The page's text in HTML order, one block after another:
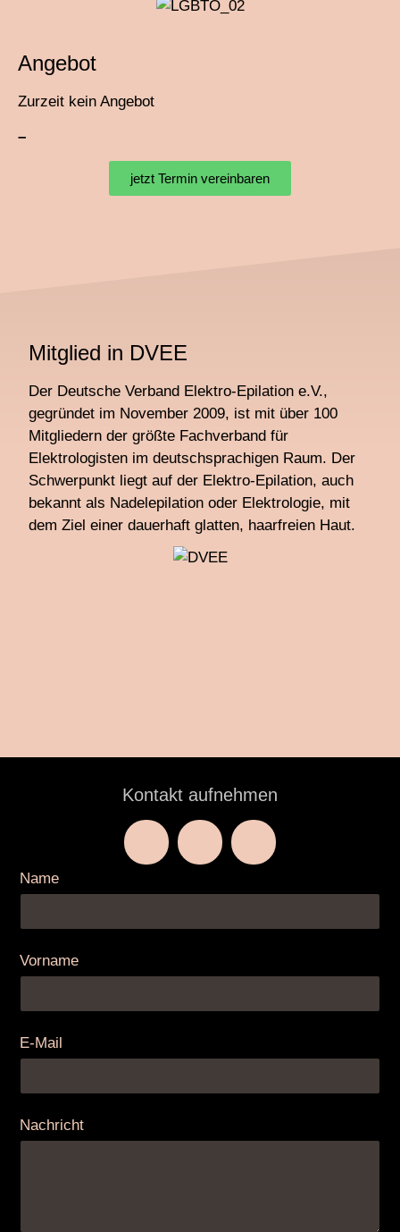
Angebot
Zurzeit kein Angebot
–
jetzt Termin vereinbaren
Mitglied in DVEE
Der Deutsche Verband Elektro-Epilation e.V.,
gegründet im November 2009, ist mit über 100
Mitgliedern der größte Fachverband für
Elektrologisten im deutschsprachigen Raum. Der
Schwerpunkt liegt auf der Elektro-Epilation, auch
bekannt als Nadelepilation oder Elektrologie, mit
dem Ziel einer dauerhaft glatten, haarfreien Haut.
Kontakt aufnehmen
Name
Vorname
E-Mail
Nachricht